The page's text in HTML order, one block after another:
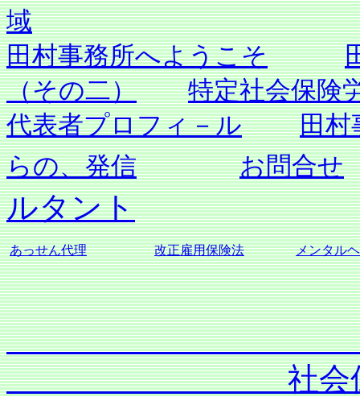
域
田村事務所へようこそ
（その二）
特定社会保険
代表者プロフィ－ル
田
らの、発信
お問合せ
ルタント
あっせん代理 改正雇用保険法 メンタル
社会保険労務